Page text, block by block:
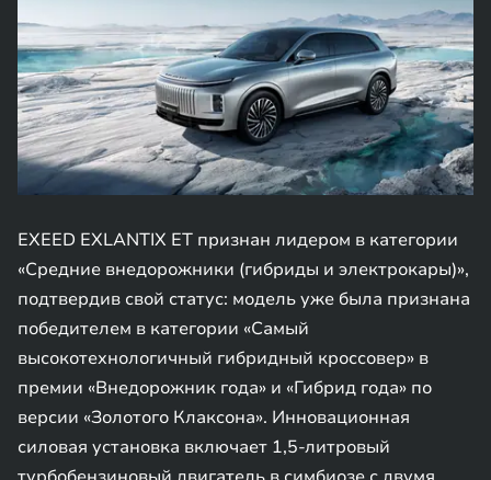
EXEED EXLANTIX ET признан лидером в категории
«Средние внедорожники (гибриды и электрокары)»,
подтвердив свой статус: модель уже была признана
победителем в категории «Самый
высокотехнологичный гибридный кроссовер» в
премии «Внедорожник года» и «Гибрид года» по
версии «Золотого Клаксона». Инновационная
силовая установка включает 1,5-литровый